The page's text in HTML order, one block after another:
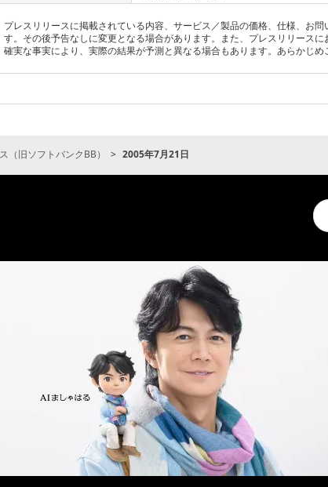
プレスリリースに掲載されている内容、サービス／製品の価格、仕様、お
す。その後予告なしに変更となる場合があります。また、プレスリリース
確実な事実により、実際の結果が予測と異なる場合もあります。あらかじめ
（旧ソフトバンクBB） 2005年7月21日
a